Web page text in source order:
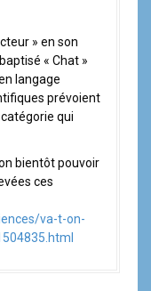
» en son
« Chat »
langage
prévoient
qui
bientôt pouvoir
ces
va-t-on-